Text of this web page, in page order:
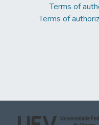
Terms of
Terms of